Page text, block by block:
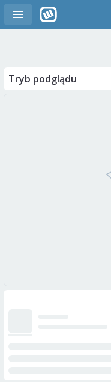
Tryb podglądu